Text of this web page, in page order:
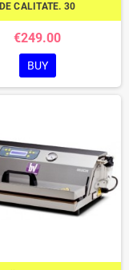
DE CALITATE. 30
€249.00
BUY